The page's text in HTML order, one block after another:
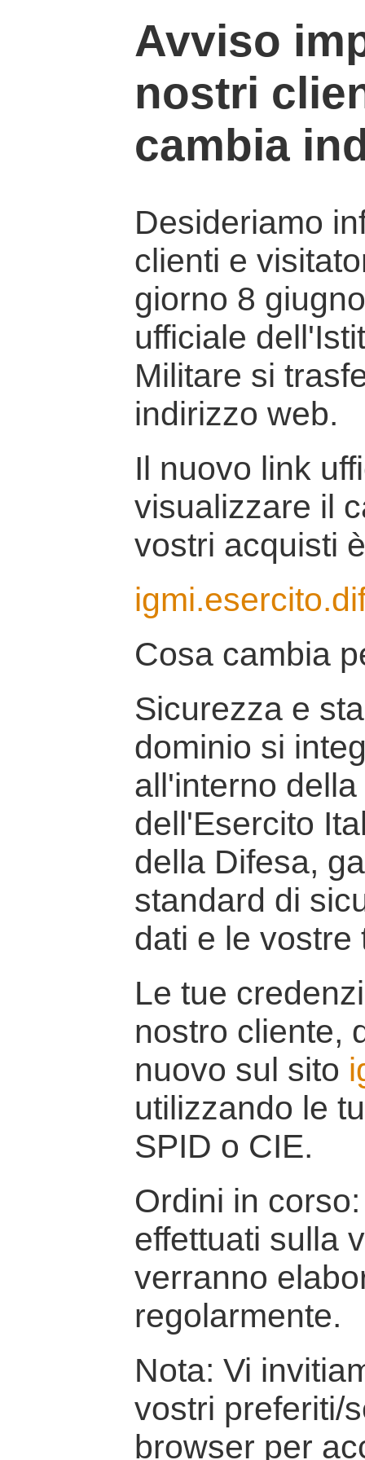
Avviso
nostri
cambia
Desideriamo
clienti e
giorno 8
ufficiale
Militare si
indirizzo web.
Il nuovo link
visualizzare il
vostri acquisti
Cosa cambia
Sicurezza e
dominio si
all'interno
dell'Esercito
della Difesa,
standard di
dati e le vostre
Le tue
nostro cliente,
nuovo sul sito
utilizzando le
SPID o CIE.
Ordini in
effettuati sulla
verranno
regolarmente.
Nota: Vi
vostri preferiti/
browser per